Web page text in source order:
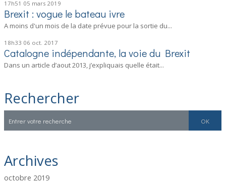
17h51 05 mars 2019
Brexit : vogue le bateau ivre
A moins d'un mois de la date prévue pour la sortie du...
18h33 06 oct. 2017
Catalogne indépendante, la voie du Brexit
Dans un article d’aout 2013, j’expliquais quelle était...
Rechercher
Archives
octobre 2019